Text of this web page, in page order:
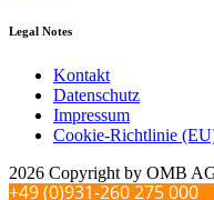
Legal Notes
Kontakt
Datenschutz
Impressum
Cookie-Richtlinie
2026 Copyright by OMB
+49 (0)931-260 275 000